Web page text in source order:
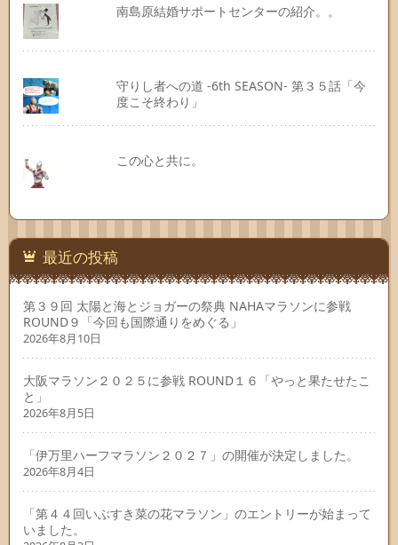
南島原結婚サポートセンターの紹介。。
守りし者への道 -6th SEASON- 第３５話「今
度こそ終わり」
この心と共に。
最近の投稿
第３９回 太陽と海とジョガーの祭典 NAHAマラソンに参戦
ROUND９「今回も国際通りをめぐる」
2026年8月10日
大阪マラソン２０２５に参戦 ROUND１６「やっと果たせたこ
と」
2026年8月5日
「伊万里ハーフマラソン２０２７」の開催が決定しました。
2026年8月4日
「第４４回いぶすき菜の花マラソン」のエントリーが始まって
いました。